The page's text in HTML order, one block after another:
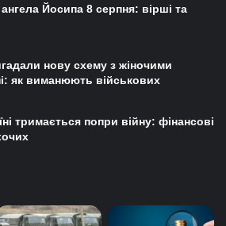
Йосипа 8 серпня: вірші та
нову схему з жіночими
як виманюють військових
тримається попри війну: фінансові